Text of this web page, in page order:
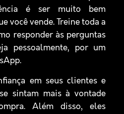
é ser muito bem
você vende. Treine toda a
responder às perguntas
pessoalmente, por um
em seus clientes e
sintam mais à vontade
Além disso, eles